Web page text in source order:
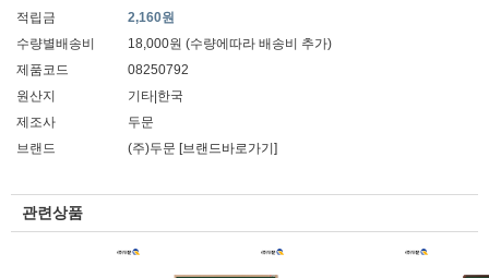
적립금
2,160원
수량별배송비
18,000원 (수량에따라 배송비 추가)
제품코드
08250792
원산지
기타|한국
제조사
두문
브랜드
(주)두문 [브랜드바로가기]
관련상품